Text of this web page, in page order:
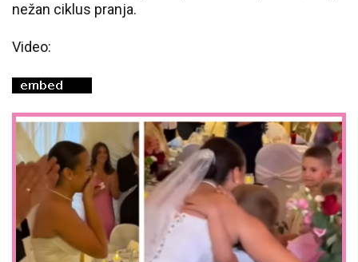
nežan ciklus pranja.
Video: